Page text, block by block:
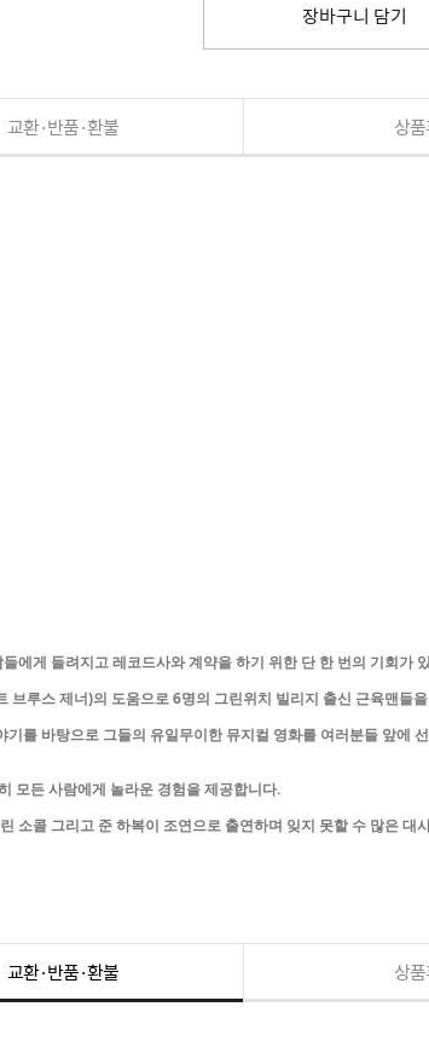
장바구니 담기
교환·반품·환불 상
에게 들려지고 레코드사와 계약을 하기 위한 단 한 번의 기회가
루스 제너)의 도움으로 6명의 그린위치 빌리지 출신 근육맨들
를 바탕으로 그들의 유일무이한 뮤지컬 영화를 여러분들 앞에
모든 사람에게 놀라운 경험을 제공합니다.
콜 그리고 준 하복이 조연으로 출연하며 잊지 못할 수 많은 대
교환·반품·환불 상